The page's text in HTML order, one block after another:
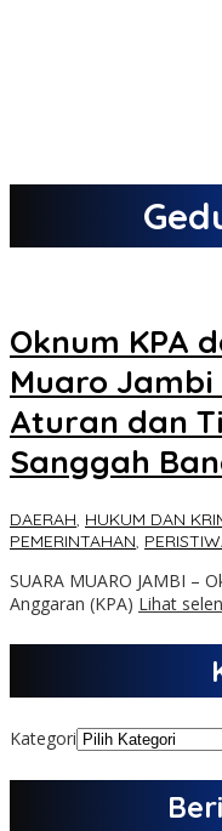
Oknum KPA
Muaro
Aturan dan
Sanggah
DAERAH, HUKUM DAN
PEMERINTAHAN,
SUARA MUARO JAMBI –
Anggaran (KPA) Lihat
Kategori